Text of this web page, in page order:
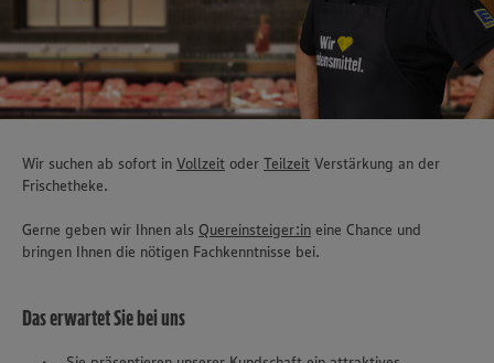
Wir suchen ab sofort in Vollzeit oder Teilzeit Verstärkung an der
Frischetheke.
Gerne geben wir Ihnen als Quereinsteiger:in eine Chance und
bringen Ihnen die nötigen Fachkenntnisse bei.
Das erwartet Sie bei uns